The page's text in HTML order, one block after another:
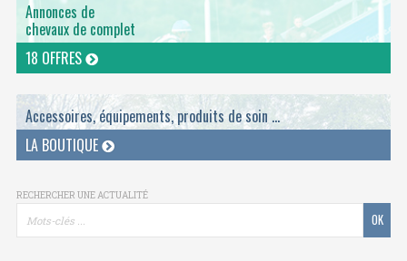
Annonces de
chevaux de complet
18 OFFRES
Accessoires, équipements, produits de soin ...
LA BOUTIQUE
RECHERCHER UNE ACTUALITÉ